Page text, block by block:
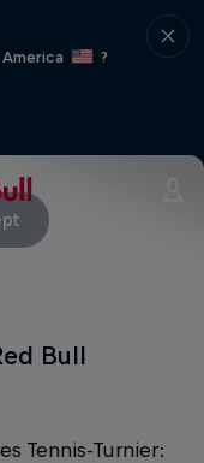
?
Bull
Tennis-Turnier: